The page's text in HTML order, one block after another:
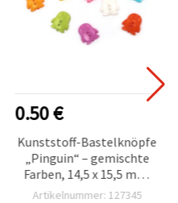
0.50 €
Kunststoff-Bastelknöpfe
„Pinguin“ – gemischte
Farben, 14,5 x 15,5 mm,
Loch: 3 mm – 20 Stück
Artikelnummer: 127345